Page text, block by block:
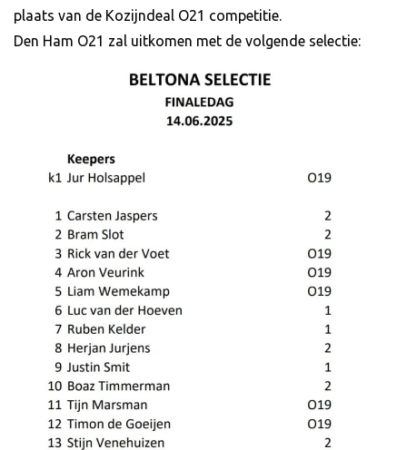
plaats van de Kozijndeal O21 competitie.
Den Ham O21 zal uitkomen met de volgende selectie: